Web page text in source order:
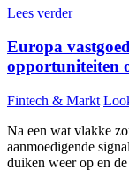
Lees verder
Europa
opportuniteiten
Fintech & Markt
Na een wat vlakke
aanmoedigende
duiken weer op en